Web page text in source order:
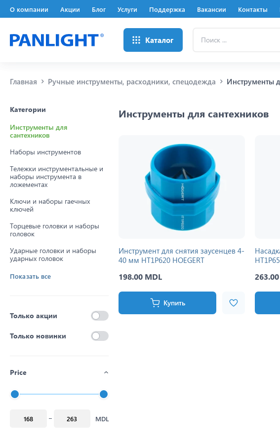
О компании Акции Блог Услуги Поддержка Вакансии Контакты
Каталог
Главная Ручные инструменты, расходники, спецодежда Инструменты
Категории
Инструменты для
сантехников
Наборы инструментов
Тележки инструментальные и
наборы инструмента в
ложементах
Ключи и наборы гаечных
ключей
Торцевые головки и наборы
головок
Ударные головки и наборы
ударных головок
Показать все
Только акции
Только новинки
Price
MDL
Инструменты для сантехников
Инструмент для снятия заусенцев 4-
40 мм HT1P620 HOEGERT
198.00 MDL
Купить